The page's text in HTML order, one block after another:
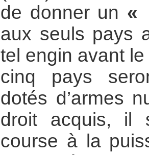
de donner un «
aux seuls pays
tel engin avant
cinq pays
dotés d’armes
droit acquis, il
course à la